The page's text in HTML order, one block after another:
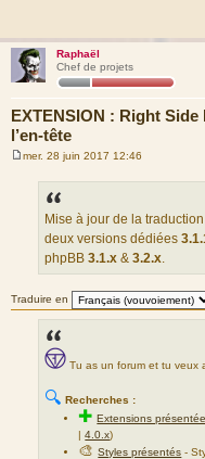
Raphaël
Chef de projets
EXTENSION : Right
l’en-tête
mer. 28 juin 2017 12:46
Mise à jour de la
deux versions dédiées
phpBB 3.1.x & 3.2.x.
Traduire en
Tu as un forum et tu veux
🔍 Recherches :
✚Extensions
|4.0.x)
🎨Styles présentés -